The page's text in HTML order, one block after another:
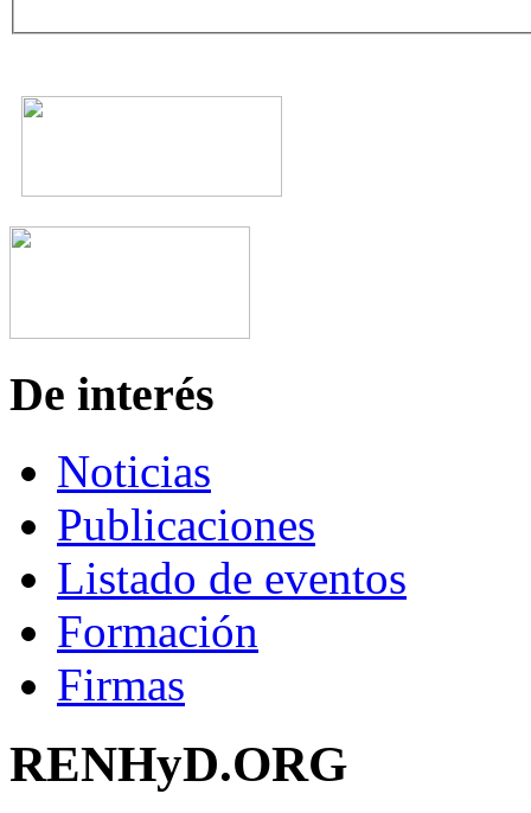
De interés
Noticias
Publicaciones
Listado de eventos
Formación
Firmas
RENHyD.ORG